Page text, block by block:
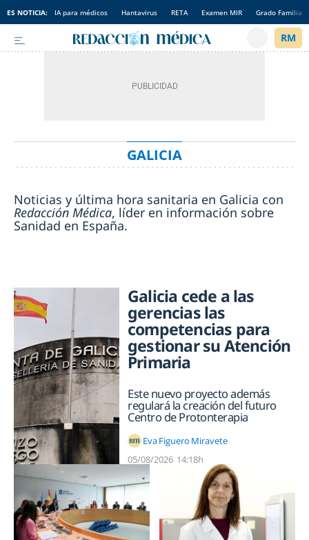
ES NOTICIA: IA para médicos Hantavirus RETA Examen MIR Grado Familia
GALICIA
Noticias y última hora sanitaria en Galicia con
Redacción Médica, líder en información sobre
Sanidad en España.
Galicia cede a las
gerencias las
competencias para
gestionar su Atención
Primaria
Este nuevo proyecto además
regulará la creación del futuro
Centro de Protonterapia
Eva Figuero Miravete
05/08/2026 14:18h